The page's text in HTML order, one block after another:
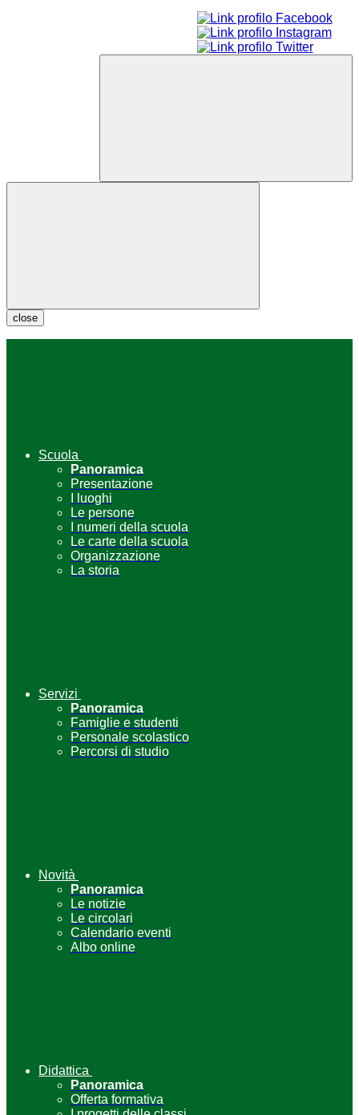
close
Scuola
Panoramica
Presentazione
I luoghi
Le persone
I numeri della scuola
Le carte della scuola
Organizzazione
La storia
Servizi
Panoramica
Famiglie e studenti
Personale scolastico
Percorsi di studio
Novità
Panoramica
Le notizie
Le circolari
Calendario eventi
Albo online
Didattica
Panoramica
Offerta formativa